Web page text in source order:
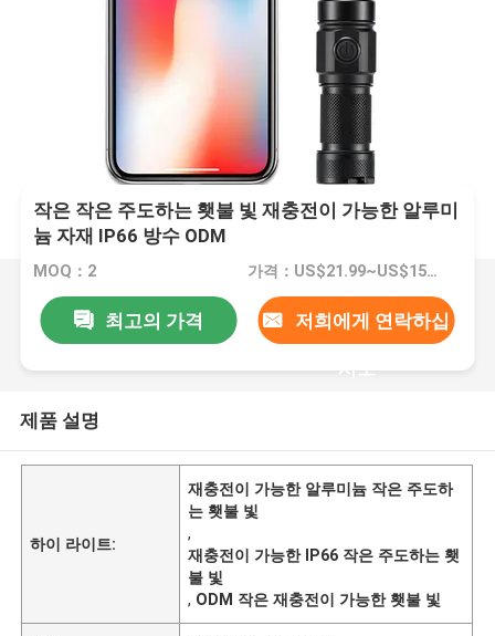
작은 작은 주도하는 횃불 빛 재충전이 가능한 알루미
늄 자재 IP66 방수 ODM
MOQ：2 가격：US$21.99~US$15.99
최고의 가격 저희에게 연락하십
시오
제품 설명
하이 라이트:
재충전이 가능한 알루미늄 작은 주도하
는 횃불 빛
,
재충전이 가능한 IP66 작은 주도하는 횃
불 빛
, ODM 작은 재충전이 가능한 횃불 빛